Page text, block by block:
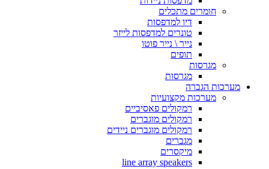
חומרים מתכלים
דיו למדפסות
טונרים למדפסות לייזר
נייר \ נייר פוטו
תופים
מגרסות
מגרסות
מערכות הגברה
מערכות מקצועיות
רמקולים פאסיביים
רמקולים מוגברים
רמקולים מוגברים ניידים
מגברים
מיקסרים
line array speakers